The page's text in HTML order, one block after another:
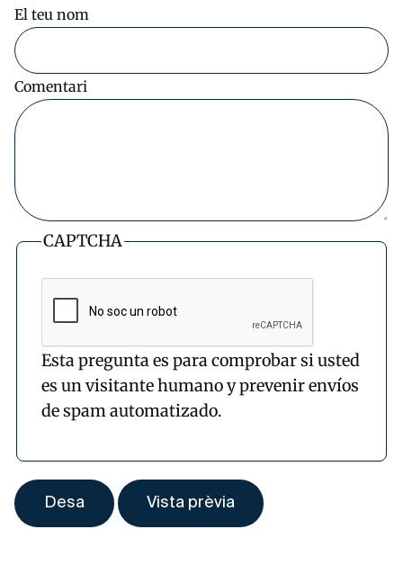
El teu nom
Comentari
CAPTCHA
Esta pregunta es para comprobar si usted
es un visitante humano y prevenir envíos
de spam automatizado.